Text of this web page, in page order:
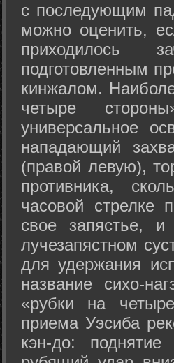
с последующим
можно оценить,
приходилось
подготовленным
кинжалом.
четыре
универсальное
нападающий
(правой левую),
противника,
часовой стрелке
свое запястье,
лучезапястном
для удержания
название сихо-
«рубки на
приема Уэсиба
кэн-до: